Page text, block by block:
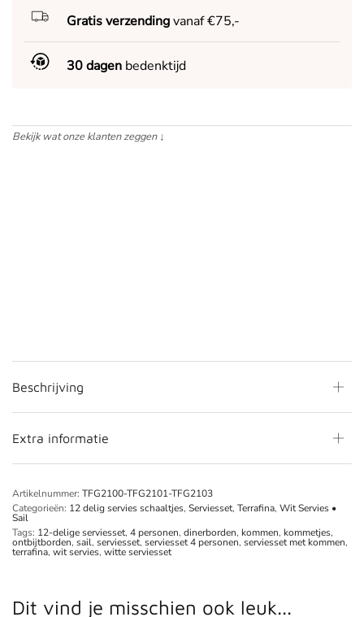
Gratis verzendingvanaf €75,-
30 dagen bedenktijd
Bekijk wat onze klanten zeggen↓
Beschrijving
Extra informatie
Artikelnummer: TFG2100-TFG2101-TFG2103
Categorieën: 12 delig servies schaaltjes, Serviesset, Terrafina, Wit Servies •
Sail
Tags: 12-delige serviesset, 4 personen, dinerborden, kommen, kommetjes,
ontbijtborden, sail, serviesset, serviesset 4 personen, serviesset met kommen,
terrafina, wit servies, witte serviesset
Dit vind je misschien ook leuk...